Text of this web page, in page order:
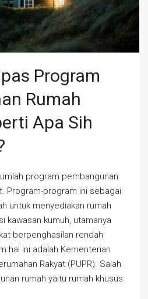
Program
Rumah
Apa Sih
program pembangunan
Program-program ini sebagai
untuk menyediakan rumah
kawasan kumuh, utamanya
berpenghasilan rendah
hal ini adalah Kementerian
Rakyat (PUPR). Salah
rumah yaitu rumah khusus